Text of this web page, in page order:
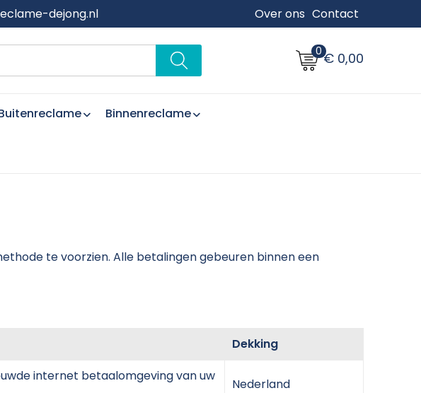
dejong.nl Over ons Contact
0€ 0,00
Binnenreclame
te voorzien. Alle betalingen gebeuren binnen een
Dekking
internet betaalomgeving van uw
Nederland